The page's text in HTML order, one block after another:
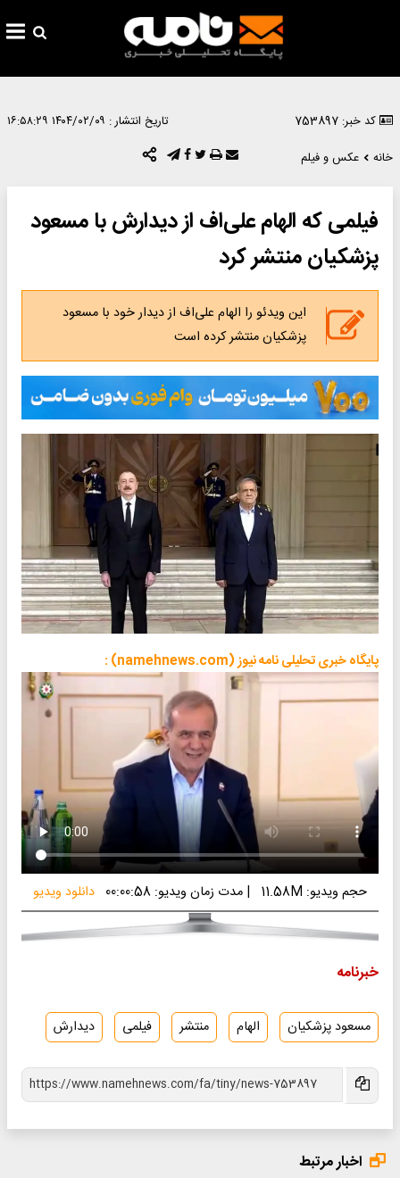
کد خبر: 753897 تاریخ انتشار : ۱۴۰۴/۰۲/۰۹ ۱۶:۵۸:۲۹
خانه
عکس و فیلم
فیلمی که الهام علی‌اف از دیدارش با مسعود
پزشکیان منتشر کرد
این ویدئو را الهام علی‌اف از دیدار خود با مسعود
پزشکیان منتشر کرده است
پایگاه خبری تحلیلی نامه نیوز (namehnews.com) :
حجم ویدیو: 11.58M | مدت زمان ویدیو: 00:00:58 دانلود ویدیو
خبرنامه
مسعود پزشکیان الهام منتشر فیلمی دیدارش
اخبار مرتبط